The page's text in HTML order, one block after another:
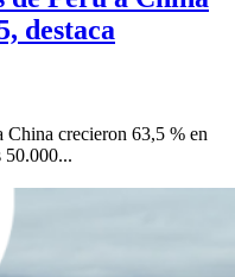
destaca
China crecieron 63,5 % en
50.000...